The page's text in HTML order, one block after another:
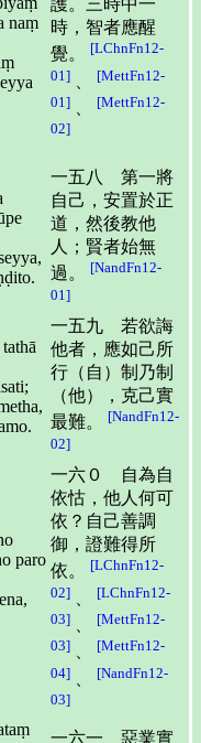
naṃ
護。三時中一
時，智者應醒
覺。
[LChnFn12-
01]
[MettFn12-
01]
[MettFn12-
02]
一五八 第一將
自己，安置於正
道，然後教他
人；賢者始無
過。
[NandFn12-
01]
一五九 若欲誨
他者，應如己所
行（自）制乃制
（他），克己實
最難。
[NandFn12-
02]
paro
一六０ 自為自
依怙，他人何可
依？自己善調
御，證難得所
依。
[LChnFn12-
02]
[LChnFn12-
03]
[MettFn12-
03] 、
[MettFn12-
04]
[NandFn12-
03]
一六一 惡業實